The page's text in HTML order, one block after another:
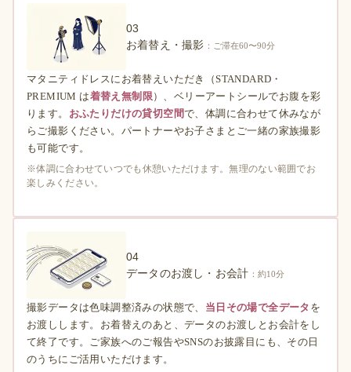
03
お着替え・撮影 ：ご滞在60〜90分
マタニティドレスにお着替えいただき（STANDARD・
PREMIUM は着替え無制限 ）、ベリーアートシールでお腹を彩
ります。 おふたりだけの貸切空間で、体調に合わせて休みなが
らご撮影ください。パートナーやお子さまとご一緒の家族撮影
も可能です。
※体調に合わせていつでも休憩いただけます。無理のない範囲でお
楽しみください。
04
データのお渡し・お会計 ：約10分
撮影データは色味調整済みの状態で、 当日その場で全データ を
お渡しします。お着替えのあと、データのお渡しとお会計をし
て終了です。ご家族へのご報告やSNSのお披露目にも、その日
のうちにご活用いただけます。